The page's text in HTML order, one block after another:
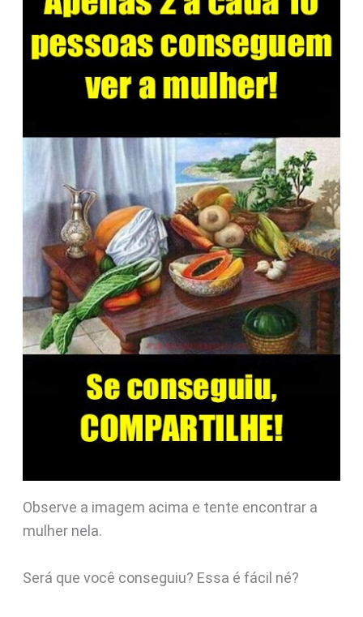
Observe a imagem acima e tente encontrar a
mulher nela.
Será que você conseguiu? Essa é fácil né?